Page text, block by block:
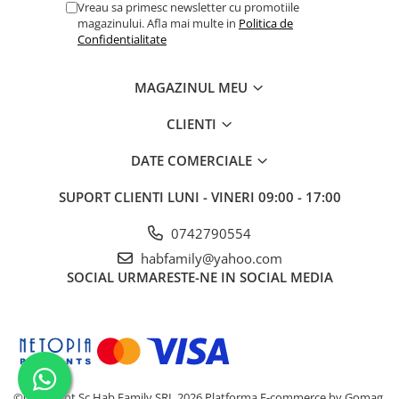
Vreau sa primesc newsletter cu promotiile
magazinului. Afla mai multe in Politica de
Confidentialitate
MAGAZINUL MEU
CLIENTI
DATE COMERCIALE
SUPORT CLIENTI LUNI - VINERI 09:00 - 17:00
0742790554
habfamily@yahoo.com
SOCIAL URMARESTE-NE IN SOCIAL MEDIA